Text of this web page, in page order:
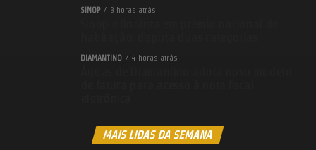
SINOP 3 horas atrás
DIAMANTINO 4 horas atrás
MAIS LIDAS DA SEMANA